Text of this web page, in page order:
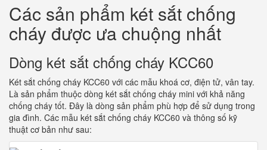
Các sản phẩm két sắt chống
cháy được ưa chuộng nhất
Dòng két sắt chống cháy KCC60
Két sắt chống cháy KCC60 với các mẫu khoá cơ, điện tử, vân tay.
Là sản phẩm thuộc dòng két sắt chống cháy mini với khả năng
chống cháy tốt. Đây là dòng sản phẩm phù hợp để sử dụng trong
gia đình. Các mẫu két sắt chống cháy KCC60 và thông số kỹ
thuật cơ bản như sau: